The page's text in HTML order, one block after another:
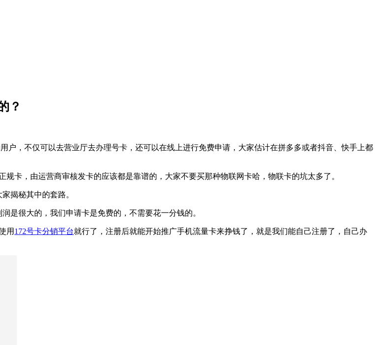
？
户，不仅可以去营业厅去办理号卡，还可以在线上进行免费申请，大家估计在拼多多或者抖音、快手上都
卡，由运营商审核发卡的应该都是靠谱的，大家不要买那种物联网卡哈，物联卡的坑太多了。
揭秘其中的套路。
是很大的，我们申请卡是免费的，不需要花一分钱的。
用 172号卡分销平台就行了，注册后就能开始推广手机流量卡来挣钱了，就是我们能自己注册了，自己办